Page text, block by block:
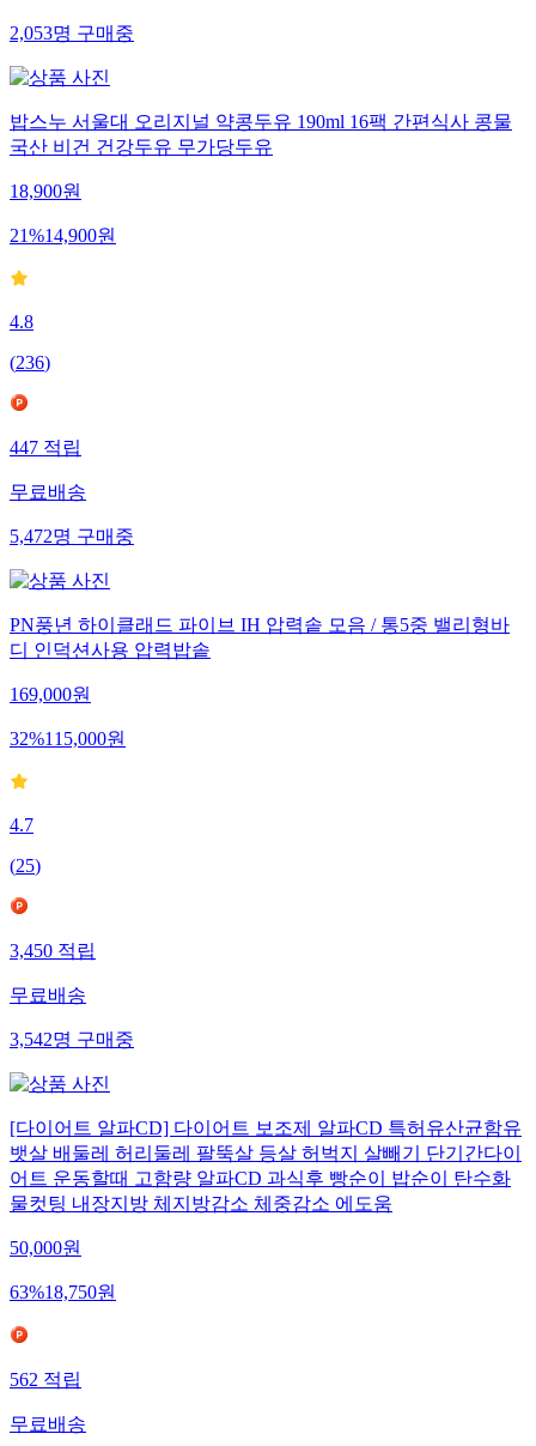
2,053명 구매중
밥스누 서울대 오리지널 약콩두유 190ml 16팩 간편식사 콩물
국산 비건 건강두유 무가당두유
18,900원
21%14,900원
4.8
(236)
447 적립
무료배송
5,472명 구매중
PN풍년 하이클래드 파이브 IH 압력솥 모음 / 통5중 밸리형바
디 인덕션사용 압력밥솥
169,000원
32%115,000원
4.7
(25)
3,450 적립
무료배송
3,542명 구매중
[다이어트 알파CD] 다이어트 보조제 알파CD 특허유산균함유
뱃살 배둘레 허리둘레 팔뚝살 등살 허벅지 살빼기 단기간다이
어트 운동할때 고함량 알파CD 과식후 빵순이 밥순이 탄수화
물컷팅 내장지방 체지방감소 체중감소 에도움
50,000원
63%18,750원
562 적립
무료배송